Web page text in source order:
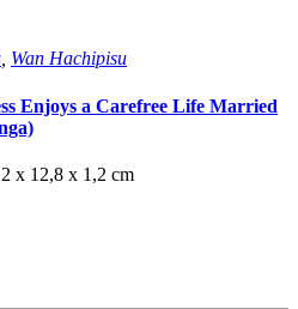
, Wan Hachipisu
Enjoys a Carefree Life Married
x 12,8 x 1,2 cm